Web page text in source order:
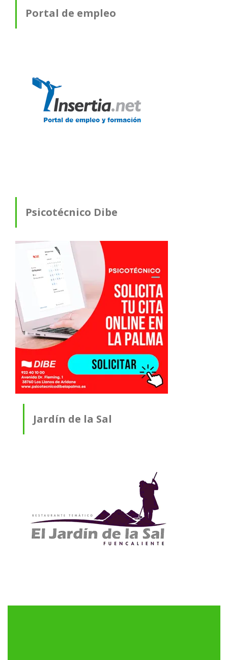
Portal de empleo
Psicotécnico Dibe
Jardín de la Sal